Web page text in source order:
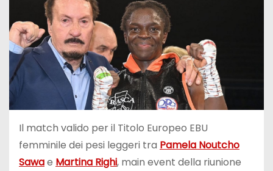
Il match valido per il Titolo Europeo EBU
femminile dei pesi leggeri tra Pamela Noutcho
Sawae Martina Righi, main event della riunione